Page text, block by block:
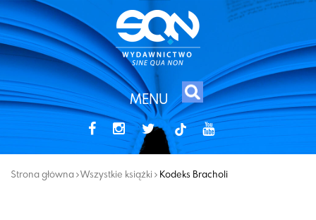
MENU
tiktok
Strona główna Wszystkie książki Kodeks Bracholi